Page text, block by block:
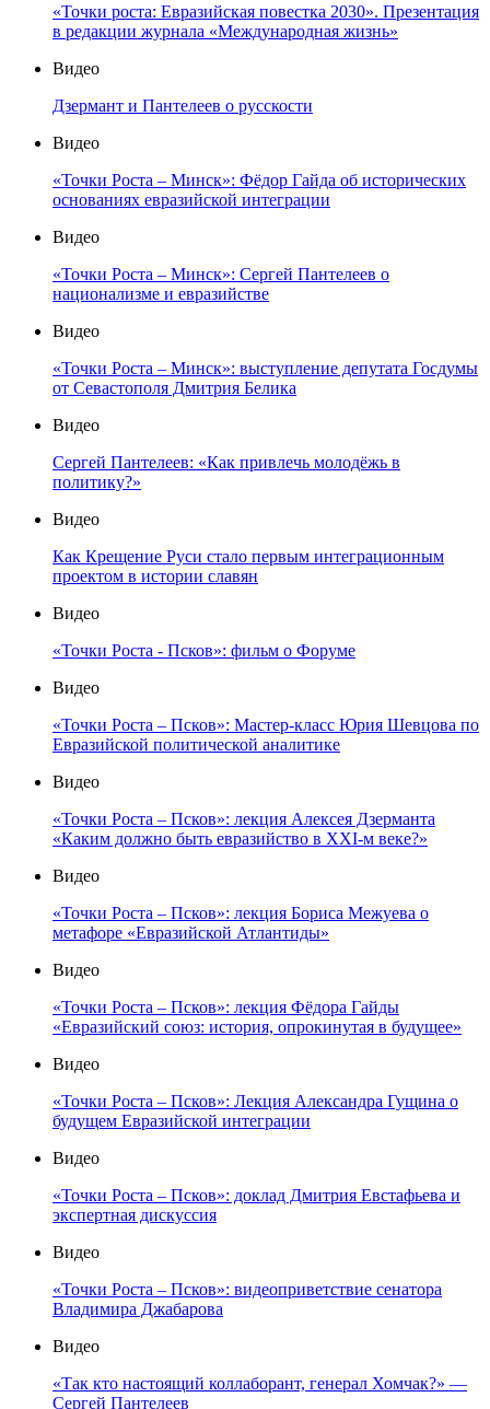
«Точки роста: Евразийская повестка 2030». Презентация
в редакции журнала «Международная жизнь»
Видео
Дзермант и Пантелеев о русскости
Видео
«Точки Роста – Минск»: Фёдор Гайда об исторических
основаниях евразийской интеграции
Видео
«Точки Роста – Минск»: Сергей Пантелеев о
национализме и евразийстве
Видео
«Точки Роста – Минск»: выступление депутата Госдумы
от Севастополя Дмитрия Белика
Видео
Сергей Пантелеев: «Как привлечь молодёжь в
политику?»
Видео
Как Крещение Руси стало первым интеграционным
проектом в истории славян
Видео
«Точки Роста - Псков»: фильм о Форуме
Видео
«Точки Роста – Псков»: Мастер-класс Юрия Шевцова по
Евразийской политической аналитике
Видео
«Точки Роста – Псков»: лекция Алексея Дзерманта
«Каким должно быть евразийство в XXI-м веке?»
Видео
«Точки Роста – Псков»: лекция Бориса Межуева о
метафоре «Евразийской Атлантиды»
Видео
«Точки Роста – Псков»: лекция Фёдора Гайды
«Евразийский союз: история, опрокинутая в будущее»
Видео
«Точки Роста – Псков»: Лекция Александра Гущина о
будущем Евразийской интеграции
Видео
«Точки Роста – Псков»: доклад Дмитрия Евстафьева и
экспертная дискуссия
Видео
«Точки Роста – Псков»: видеоприветствие сенатора
Владимира Джабарова
Видео
«Так кто настоящий коллаборант, генерал Хомчак?» —
Сергей Пантелеев